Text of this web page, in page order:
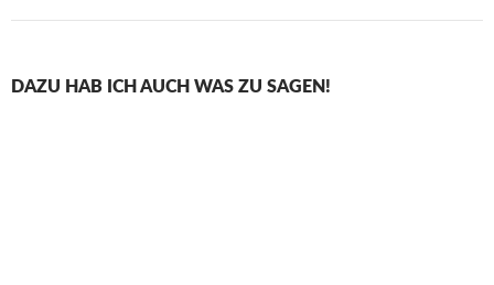
DAZU HAB ICH AUCH WAS ZU SAGEN!